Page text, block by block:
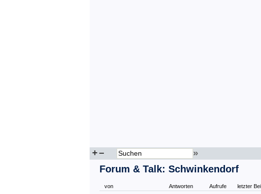
+– »
Forum & Talk: Schwinkendorf
von Antworten Aufrufe letzter